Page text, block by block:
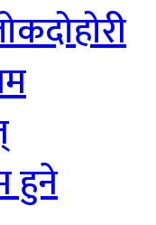
हुने